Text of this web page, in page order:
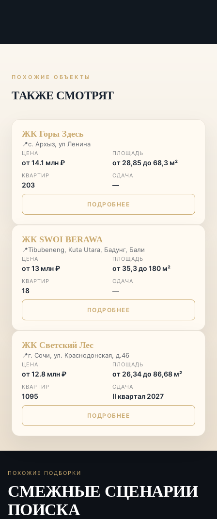
ПОХОЖИЕ ОБЪЕКТЫ
ТАКЖЕ СМОТРЯТ
ГОРНЫЙ КУРОРТ
ЖК Горы Здесь
📍с. Архыз, ул Ленина
ЦЕНА
от 14.1 млн ₽
ПЛОЩАДЬ
от 28,85 до 68,3 м²
КВАРТИР
203
СДАЧА
—
ПОДРОБНЕЕ
ЖК SWOI BERAWA
📍Tibubeneng, Kuta Utara, Бадунг, Бали
ЦЕНА
от 13 млн ₽
ПЛОЩАДЬ
от 35,3 до 180 м²
КВАРТИР
18
СДАЧА
—
ПОДРОБНЕЕ
СТАРТ ПРОДАЖ
ЖК Светский Лес
📍г. Сочи, ул. Краснодонская, д.46
ЦЕНА
от 12.8 млн ₽
ПЛОЩАДЬ
от 26,34 до 86,68 м²
КВАРТИР
1095
СДАЧА
II квартал 2027
ПОДРОБНЕЕ
ПОХОЖИЕ ПОДБОРКИ
СМЕЖНЫЕ СЦЕНАРИИ
ПОИСКА